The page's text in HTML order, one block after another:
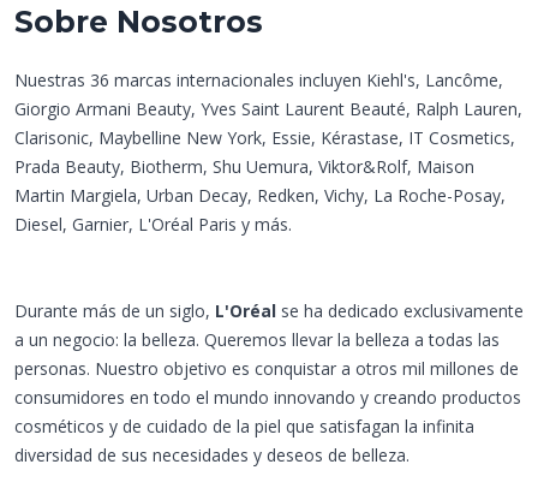
Sobre Nosotros
Nuestras 36 marcas internacionales incluyen Kiehl's, Lancôme,
Giorgio Armani Beauty, Yves Saint Laurent Beauté, Ralph Lauren,
Clarisonic, Maybelline New York, Essie, Kérastase, IT Cosmetics,
Prada Beauty, Biotherm, Shu Uemura, Viktor&Rolf, Maison
Martin Margiela, Urban Decay, Redken, Vichy, La Roche-Posay,
Diesel, Garnier, L'Oréal Paris y más.
Durante más de un siglo, L'Oréal se ha dedicado exclusivamente
a un negocio: la belleza. Queremos llevar la belleza a todas las
personas. Nuestro objetivo es conquistar a otros mil millones de
consumidores en todo el mundo innovando y creando productos
cosméticos y de cuidado de la piel que satisfagan la infinita
diversidad de sus necesidades y deseos de belleza.